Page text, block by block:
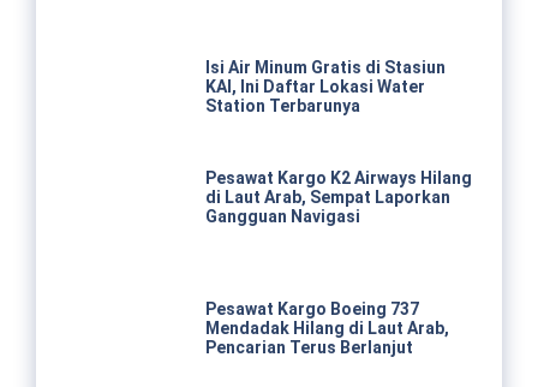
Isi Air Minum Gratis di Stasiun
KAI, Ini Daftar Lokasi Water
Station Terbarunya
Pesawat Kargo K2 Airways Hilang
di Laut Arab, Sempat Laporkan
Gangguan Navigasi
Pesawat Kargo Boeing 737
Mendadak Hilang di Laut Arab,
Pencarian Terus Berlanjut